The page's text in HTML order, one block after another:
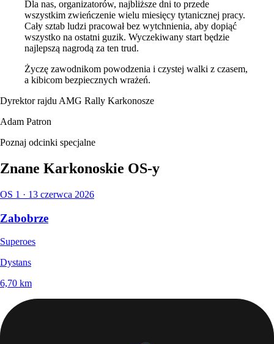
Dla nas, organizatorów, najbliższe dni to przede
wszystkim zwieńczenie wielu miesięcy tytanicznej pracy.
Cały sztab ludzi pracował bez wytchnienia, aby dopiąć
wszystko na ostatni guzik. Wyczekiwany start będzie
najlepszą nagrodą za ten trud.
Życzę zawodnikom powodzenia i czystej walki z czasem,
a kibicom bezpiecznych wrażeń.
Dyrektor rajdu AMG Rally Karkonosze
Adam Patron
Poznaj odcinki specjalne
Znane Karkonoskie OS-y
OS 1 · 13 czerwca 2026
Zabobrze
Superoes
Dystans
6,70 km